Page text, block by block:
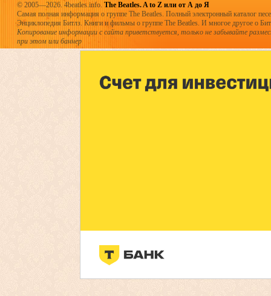
© 2005—2026. 4beatles.info. The Beatles. A to Z или от А до Я
Самая полная информация о группе The Beatles. Полный электронный каталог
Энциклопедия Битлз. Книги и фильмы о группе The Beatles. И многое другое о
Копирование информации с сайта приветствуется, только не забывайте
при этом или баннер